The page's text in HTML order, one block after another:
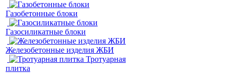
Газобетонные блоки
Газосиликатные блоки
Железобетонные изделия ЖБИ
Тротуарная
плитка